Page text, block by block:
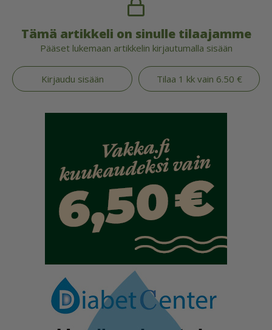
Tämä artikkeli on sinulle tilaajamme
Pääset lukemaan artikkelin kirjautumalla sisään
Kirjaudu sisään Tilaa 1 kk vain 6.50 €